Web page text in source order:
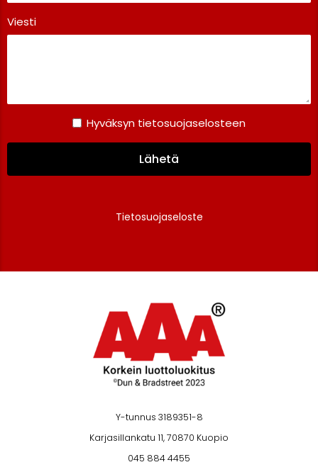
Viesti
Hyväksyn tietosuojaselosteen
Lähetä
Tietosuojaseloste
Y-tunnus 3189351-8
Karjasillankatu 11, 70870 Kuopio
045 884 4455